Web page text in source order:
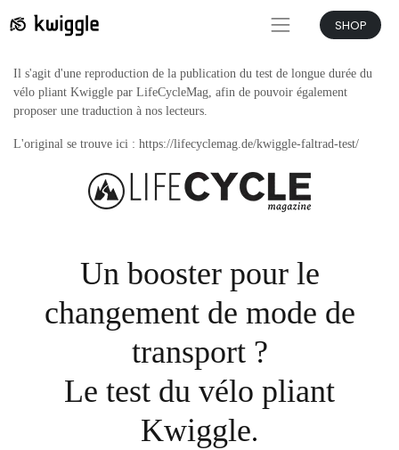
SHOP
Il s'agit d'une reproduction de la publication du test de longue durée du
vélo pliant Kwiggle par LifeCycleMag, afin de pouvoir également
proposer une traduction à nos lecteurs.
L'original se trouve ici : https://lifecyclemag.de/kwiggle-faltrad-test/
Un booster pour le
changement de mode de
transport ?
Le test du vélo pliant
Kwiggle.